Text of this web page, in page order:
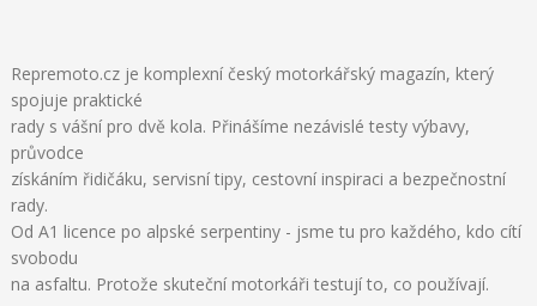
Repremoto.cz je komplexní český motorkářský magazín, který
spojuje praktické
rady s vášní pro dvě kola. Přinášíme nezávislé testy výbavy,
průvodce
získáním řidičáku, servisní tipy, cestovní inspiraci a bezpečnostní
rady.
Od A1 licence po alpské serpentiny - jsme tu pro každého, kdo cítí
svobodu
na asfaltu. Protože skuteční motorkáři testují to, co používají.